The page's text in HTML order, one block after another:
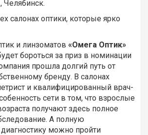
Челябинск.
салонах оптики, которые ярко
и линзоматов «Омега Оптик»
бороться за приз в номинации
прошла долгий путь от
бренду. В салонах
и квалифицированный врач-
сети в том, что взрослые
получают здесь полное
А полную
можно пройти